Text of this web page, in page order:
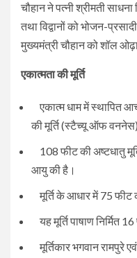
चौहान ने पत्नी श्रीमती
तथा विद्वानों को भोजन-
मुख्यमंत्री चौहान को शॉल
एकात्मता की मूर्ति
एकात्म धाम में स्थापित
की मूर्ति (स्टैच्यू ऑफ
108 फीट की अष्टधातु
आयु की है।
मूर्ति के आधार में 75
यह मूर्ति पाषाण निर्मित
मूर्तिकार भगवान रामपुरे